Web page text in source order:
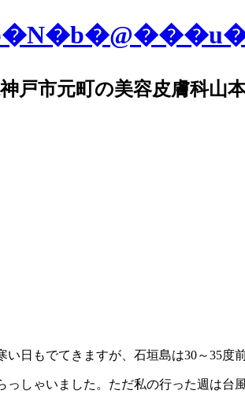
戸市元町の美容皮膚科山
日もでてきますが、石垣島は30～35度
しゃいました。ただ私の行った週は